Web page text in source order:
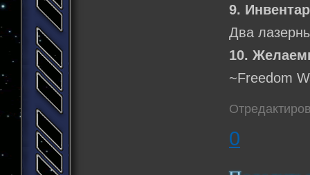
9.
Два
10.
~Freedom
0